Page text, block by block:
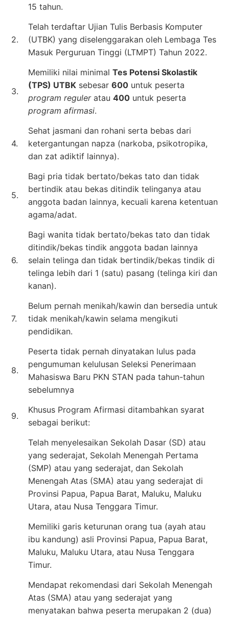
15 tahun.
2.
Telah terdaftar Ujian Tulis Berbasis Komputer
(UTBK) yang diselenggarakan oleh Lembaga Tes
Masuk Perguruan Tinggi (LTMPT) Tahun 2022.
3.
Memiliki nilai minimal Tes Potensi Skolastik
(TPS) UTBK sebesar 600 untuk peserta
program reguleratau 400 untuk peserta
program afirmasi.
4.
Sehat jasmani dan rohani serta bebas dari
ketergantungan napza (narkoba, psikotropika,
dan zat adiktif lainnya).
5.
Bagi pria tidak bertato/bekas tato dan tidak
bertindik atau bekas ditindik telinganya atau
anggota badan lainnya, kecuali karena ketentuan
agama/adat.
6.
Bagi wanita tidak bertato/bekas tato dan tidak
ditindik/bekas tindik anggota badan lainnya
selain telinga dan tidak bertindik/bekas tindik di
telinga lebih dari 1 (satu) pasang (telinga kiri dan
kanan).
7.
Belum pernah menikah/kawin dan bersedia untuk
tidak menikah/kawin selama mengikuti
pendidikan.
8.
Peserta tidak pernah dinyatakan lulus pada
pengumuman kelulusan Seleksi Penerimaan
Mahasiswa Baru PKN STAN pada tahun-tahun
sebelumnya
9.
Khusus Program Afirmasi ditambahkan syarat
sebagai berikut:
Telah menyelesaikan Sekolah Dasar (SD) atau
yang sederajat, Sekolah Menengah Pertama
(SMP) atau yang sederajat, dan Sekolah
Menengah Atas (SMA) atau yang sederajat di
Provinsi Papua, Papua Barat, Maluku, Maluku
Utara, atau Nusa Tenggara Timur.
Memiliki garis keturunan orang tua (ayah atau
ibu kandung) asli Provinsi Papua, Papua Barat,
Maluku, Maluku Utara, atau Nusa Tenggara
Timur.
Mendapat rekomendasi dari Sekolah Menengah
Atas (SMA) atau yang sederajat yang
menyatakan bahwa peserta merupakan 2 (dua)